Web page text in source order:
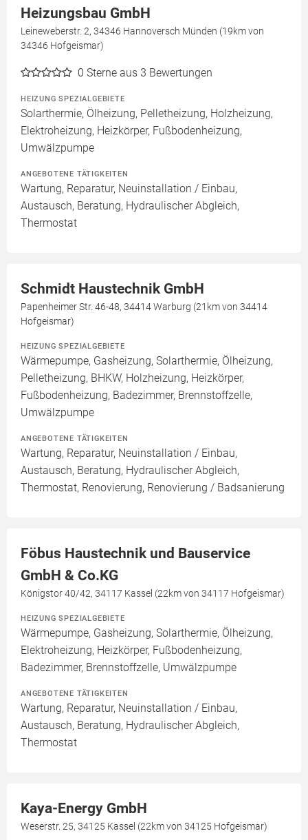
Heizungsbau GmbH
Leineweberstr. 2, 34346 Hannoversch Münden (19km von
34346 Hofgeismar)
0 Sterne aus 3 Bewertungen
HEIZUNG SPEZIALGEBIETE
Solarthermie, Ölheizung, Pelletheizung, Holzheizung,
Elektroheizung, Heizkörper, Fußbodenheizung,
Umwälzpumpe
ANGEBOTENE TÄTIGKEITEN
Wartung, Reparatur, Neuinstallation / Einbau,
Austausch, Beratung, Hydraulischer Abgleich,
Thermostat
Schmidt Haustechnik GmbH
Papenheimer Str. 46-48, 34414 Warburg (21km von 34414
Hofgeismar)
HEIZUNG SPEZIALGEBIETE
Wärmepumpe, Gasheizung, Solarthermie, Ölheizung,
Pelletheizung, BHKW, Holzheizung, Heizkörper,
Fußbodenheizung, Badezimmer, Brennstoffzelle,
Umwälzpumpe
ANGEBOTENE TÄTIGKEITEN
Wartung, Reparatur, Neuinstallation / Einbau,
Austausch, Beratung, Hydraulischer Abgleich,
Thermostat, Renovierung, Renovierung / Badsanierung
Föbus Haustechnik und Bauservice
GmbH & Co.KG
Königstor 40/42, 34117 Kassel (22km von 34117 Hofgeismar)
HEIZUNG SPEZIALGEBIETE
Wärmepumpe, Gasheizung, Solarthermie, Ölheizung,
Elektroheizung, Heizkörper, Fußbodenheizung,
Badezimmer, Brennstoffzelle, Umwälzpumpe
ANGEBOTENE TÄTIGKEITEN
Wartung, Reparatur, Neuinstallation / Einbau,
Austausch, Beratung, Hydraulischer Abgleich,
Thermostat
Kaya-Energy GmbH
Weserstr. 25, 34125 Kassel (22km von 34125 Hofgeismar)